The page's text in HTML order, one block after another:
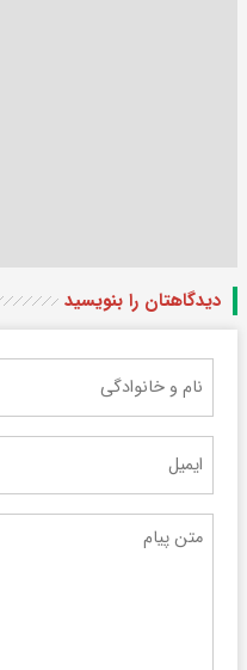
دیدگاهتان را بنویسید